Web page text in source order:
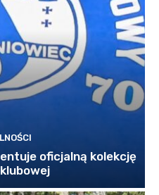
oficjalną kolekcję